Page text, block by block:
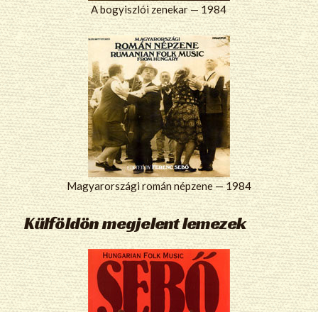
A bogyiszlói zenekar — 1984
Magyarországi román népzene — 1984
Külföldön megjelent lemezek